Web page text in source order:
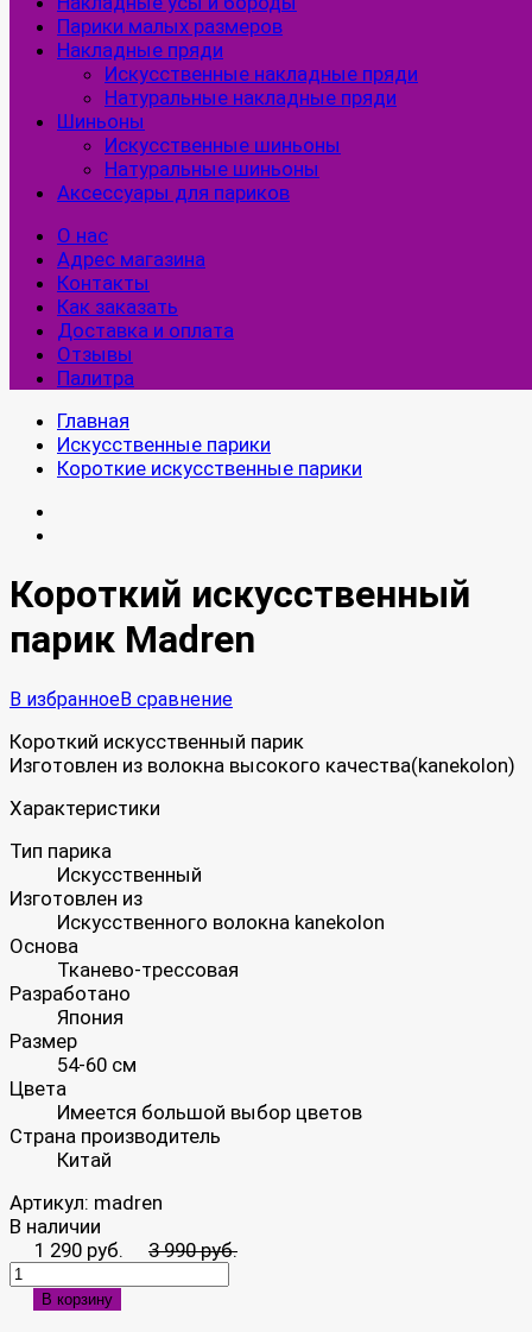
Парики малых размеров
Накладные пряди
Искусственные накладные пряди
Натуральные накладные пряди
Шиньоны
Искусственные шиньоны
Натуральные шиньоны
Аксессуары для париков
О нас
Адрес магазина
Контакты
Как заказать
Доставка и оплата
Отзывы
Палитра
Главная
Искусственные парики
Короткие искусственные парики
Короткий искусственный
парик Madren
В избранноеВ сравнение
Короткий искусственный парик
Изготовлен из волокна высокого качества(kanekolon)
Характеристики
Тип парика
Искусственный
Изготовлен из
Искусственного волокна kanekolon
Основа
Тканево-трессовая
Разработано
Япония
Размер
54-60 см
Цвета
Имеется большой выбор цветов
Страна производитель
Китай
Артикул: madren
В наличии
1 290 руб.
3 990 руб.
В корзину